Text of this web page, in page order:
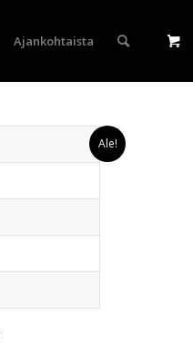
Ajankohtaista
Ale!